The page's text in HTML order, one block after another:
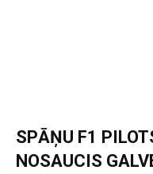
SPĀŅU F1
NOSAUCIS